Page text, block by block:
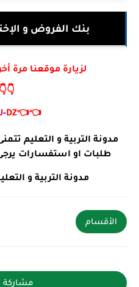
بنك الفروض و
لزيارة موقعنا مرة
👈👈
-DZ
مدونة التربية و التعليم
طلبات او استفسارات
مدونة التربية و
الأقسام